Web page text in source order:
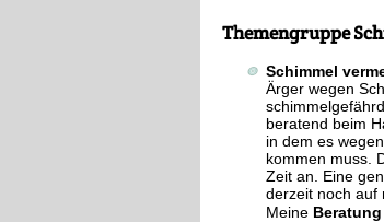
Themengruppe
Schimmel
Ärger wegen
beratend beim
in dem es
kommen muss.
Zeit an. Eine
derzeit noch auf
Meine